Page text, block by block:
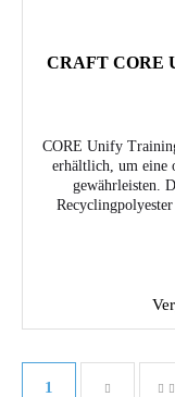
CRAFT CORE
CORE Unify
erhältlich, um eine
gewährleisten.
1